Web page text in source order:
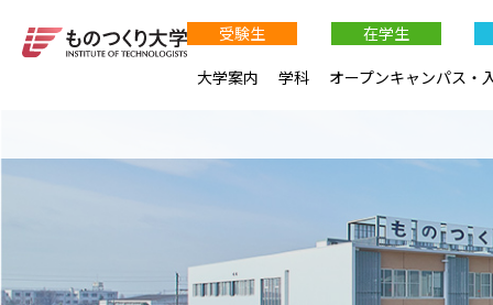
受験生
在学生
大学案内
学科 オープンキャンパス・